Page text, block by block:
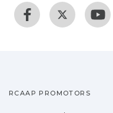
RCAAP PROMOTORS